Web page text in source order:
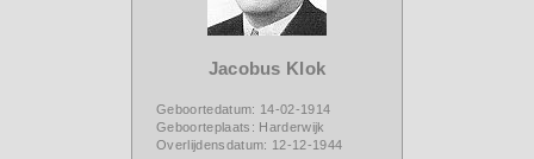
Jacobus Klok
Geboortedatum: 14-02-1914
Geboorteplaats: Harderwijk
Overlijdensdatum: 12-12-1944